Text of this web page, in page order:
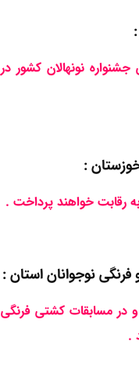
نونهالان کشور در
:
رقابت خواهند پرداخت .
نوجوانان استان :
در مسابقات کشتی فرنگی
.